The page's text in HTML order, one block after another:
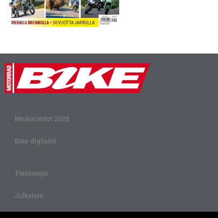
Mediatiedot 2026
Bike-digilehti
Tietosuoja
Julkaistu